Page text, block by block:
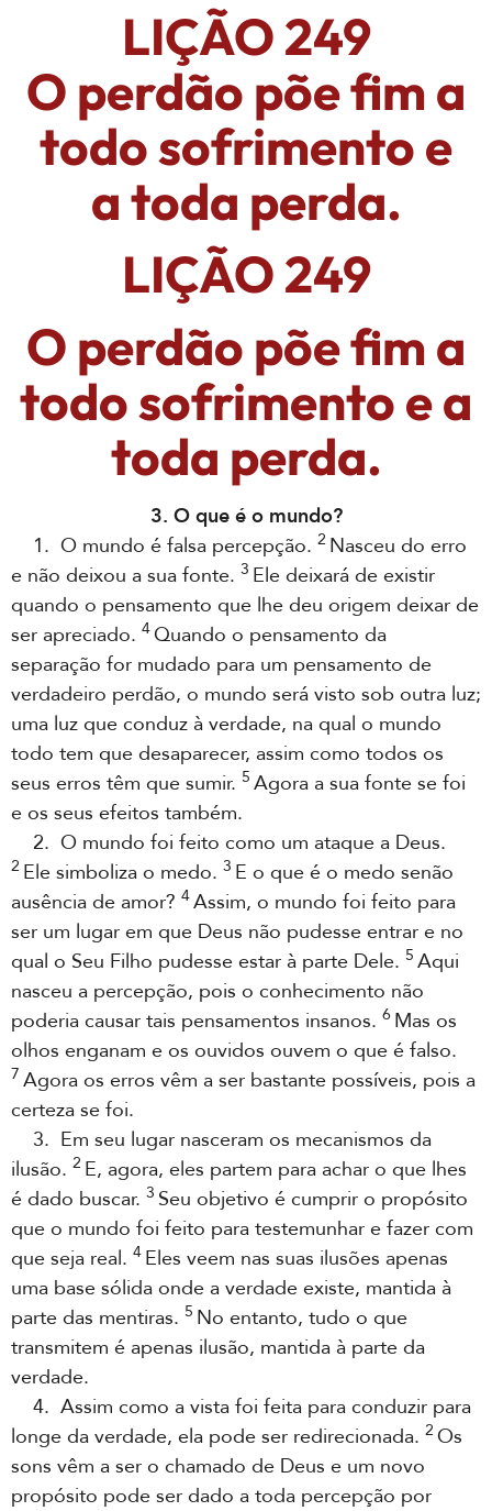
LIÇÃO 249
O perdão põe fim a
todo sofrimento e
a toda perda.
LIÇÃO 249
O perdão põe fim a
todo sofrimento e a
toda perda.
3. O que é o mundo?
1. O mundo é falsa percepção. 2 Nasceu do erro
e não deixou a sua fonte. 3 Ele deixará de existir
quando o pensamento que lhe deu origem deixar de
ser apreciado. 4Quando o pensamento da
separação for mudado para um pensamento de
verdadeiro perdão, o mundo será visto sob outra luz;
uma luz que conduz à verdade, na qual o mundo
todo tem que desaparecer, assim como todos os
seus erros têm que sumir. 5 Agora a sua fonte se foi
e os seus efeitos também.
2. O mundo foi feito como um ataque a Deus.
2 Ele simboliza o medo. 3 E o que é o medo senão
ausência de amor? 4Assim, o mundo foi feito para
ser um lugar em que Deus não pudesse entrar e no
qual o Seu Filho pudesse estar à parte Dele. 5 Aqui
nasceu a percepção, pois o conhecimento não
poderia causar tais pensamentos insanos. 6 Mas os
olhos enganam e os ouvidos ouvem o que é falso.
7 Agora os erros vêm a ser bastante possíveis, pois a
certeza se foi.
3. Em seu lugar nasceram os mecanismos da
ilusão. 2 E, agora, eles partem para achar o que lhes
é dado buscar. 3 Seu objetivo é cumprir o propósito
que o mundo foi feito para testemunhar e fazer com
que seja real. 4 Eles veem nas suas ilusões apenas
uma base sólida onde a verdade existe, mantida à
parte das mentiras. 5 No entanto, tudo o que
transmitem é apenas ilusão, mantida à parte da
verdade.
4. Assim como a vista foi feita para conduzir para
longe da verdade, ela pode ser redirecionada. 2 Os
sons vêm a ser o chamado de Deus e um novo
propósito pode ser dado a toda percepção por